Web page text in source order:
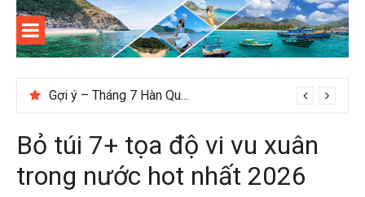
Skip
content
Kinh
nghiệm
du lịch
Côn Đảo
Thông tin và kinh nghiệm khi du lịch Côn Đảo
Gợi ý – Tháng 7 Hàn Quốc nên đi đâu, mặc gì đẹp?
Bỏ túi 7+ tọa độ vi vu xuân
trong nước hot nhất 2026